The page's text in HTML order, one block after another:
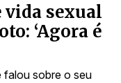
vida sexual
‘Agora é
falou sobre o seu